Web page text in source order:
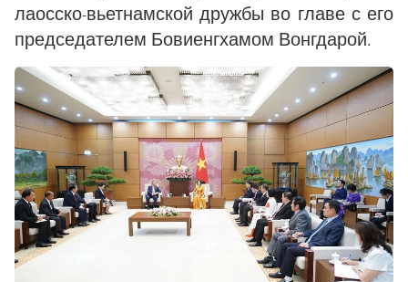
лаосско-вьетнамской дружбы во главе с его
председателем Бовиенгхамом Вонгдарой.